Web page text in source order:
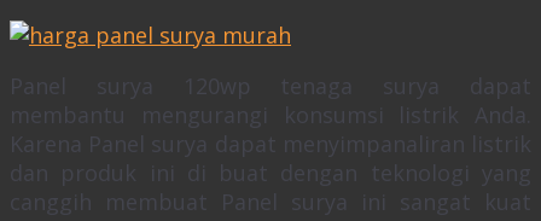
Panel surya 120wp tenaga surya dapat
membantu mengurangi konsumsi listrik Anda.
Karena Panel surya dapat menyimpanaliran listrik
dan produk ini di buat dengan teknologi yang
canggih membuat Panel surya ini sangat kuat